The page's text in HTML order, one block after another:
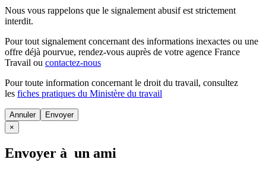
Nous vous rappelons que le signalement abusif est strictement
interdit.
Pour tout signalement concernant des informations inexactes ou une
offre déjà pourvue, rendez-vous auprès de votre agence France
Travail ou contactez-nous
Pour toute information concernant le droit du travail, consultez
les fiches pratiques du Ministère du travail
Annuler
×
Envoyer à un ami